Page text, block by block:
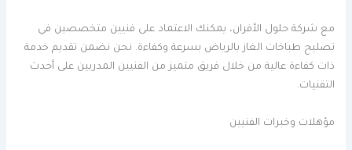
مع شركة حلول الأفران، يمكنك الاعتماد على فنيين متخصصين في
تصليح طباخات الغاز بالرياض بسرعة وكفاءة. نحن نضمن تقديم خدمة
ذات كفاءة عالية من خلال فريق متميز من الفنيين المدربين على أحدث
التقنيات.
مؤهلات وخبرات الفنيين